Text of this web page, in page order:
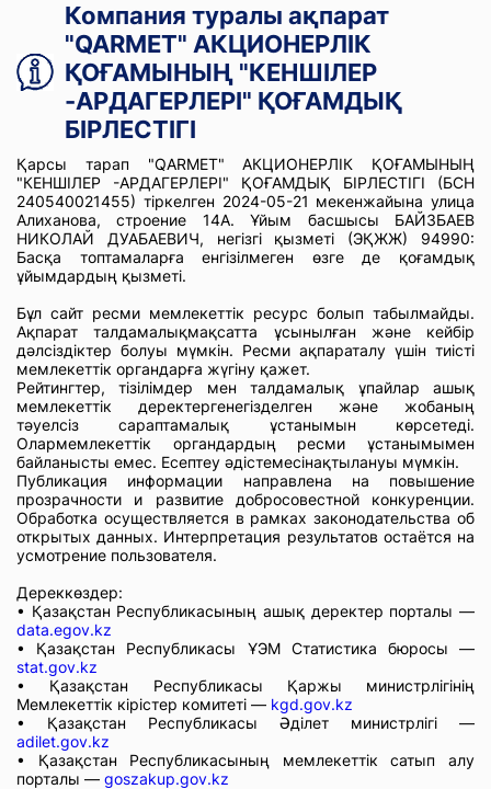
Компания туралы ақпарат
"QARMET" АКЦИОНЕРЛІК
ҚОҒАМЫНЫҢ "КЕНШІЛЕР
-АРДАГЕРЛЕРІ" ҚОҒАМДЫҚ
БІРЛЕСТІГІ
Қарсы тарап "QARMET" АКЦИОНЕРЛІК ҚОҒАМЫНЫҢ
"КЕНШІЛЕР -АРДАГЕРЛЕРІ" ҚОҒАМДЫҚ БІРЛЕСТІГІ (БСН
240540021455) тіркелген 2024-05-21 мекенжайына улица
Алиханова, строение 14А. Ұйым басшысы БАЙЗБАЕВ
НИКОЛАЙ ДУАБАЕВИЧ, негізгі қызметі (ЭҚЖЖ) 94990:
Басқа топтамаларға енгізілмеген өзге де қоғамдық
ұйымдардың қызметі.
Бұл сайт ресми мемлекеттік ресурс болып табылмайды.
Ақпарат талдамалықмақсатта ұсынылған және кейбір
дәлсіздіктер болуы мүмкін. Ресми ақпараталу үшін тиісті
мемлекеттік органдарға жүгіну қажет.
Рейтингтер, тізілімдер мен талдамалық ұпайлар ашық
мемлекеттік деректергенегізделген және жобаның
тәуелсіз сараптамалық ұстанымын көрсетеді.
Олармемлекеттік органдардың ресми ұстанымымен
байланысты емес. Есептеу әдістемесінақтылануы мүмкін.
Публикация информации направлена на повышение
прозрачности и развитие добросовестной конкуренции.
Обработка осуществляется в рамках законодательства об
открытых данных. Интерпретация результатов остаётся на
усмотрение пользователя.
Дереккөздер:
• Қазақстан Республикасының ашық деректер порталы —
data.egov.kz
• Қазақстан Республикасы ҰЭМ Статистика бюросы —
stat.gov.kz
• Қазақстан Республикасы Қаржы министрлігінің
Мемлекеттік кірістер комитеті — kgd.gov.kz
• Қазақстан Республикасы Әділет министрлігі —
adilet.gov.kz
• Қазақстан Республикасының мемлекеттік сатып алу
порталы — goszakup.gov.kz